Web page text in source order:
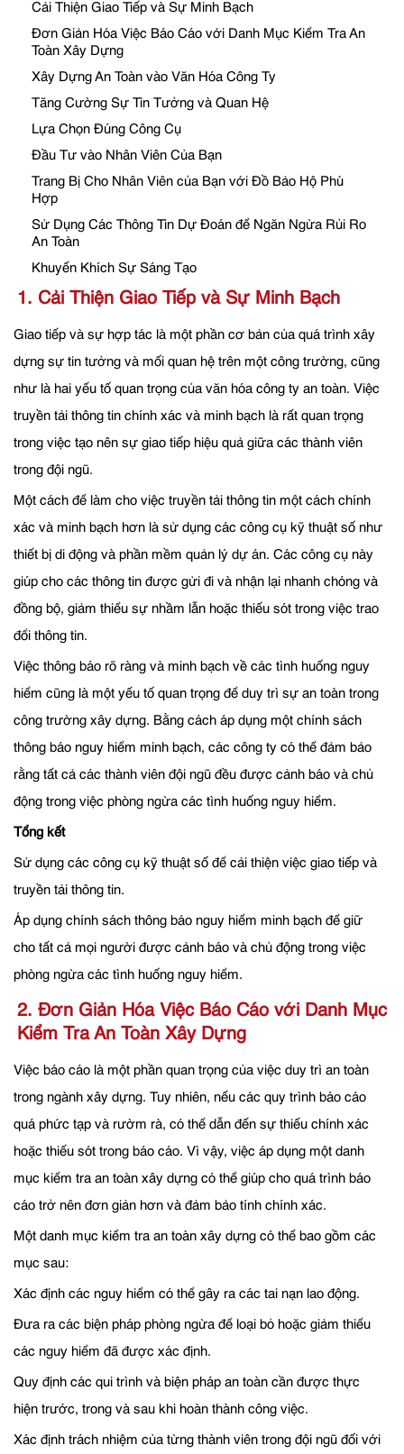
Cải Thiện Giao Tiếp và Sự Minh Bạch
Đơn Giản Hóa Việc Báo Cáo với Danh Mục Kiểm Tra An
Toàn Xây Dựng
Xây Dựng An Toàn vào Văn Hóa Công Ty
Tăng Cường Sự Tin Tưởng và Quan Hệ
Lựa Chọn Đúng Công Cụ
Đầu Tư vào Nhân Viên Của Bạn
Trang Bị Cho Nhân Viên của Bạn với Đồ Bảo Hộ Phù
Hợp
Sử Dụng Các Thông Tin Dự Đoán để Ngăn Ngừa Rủi Ro
An Toàn
Khuyến Khích Sự Sáng Tạo
1. Cải Thiện Giao Tiếp và Sự Minh Bạch
Giao tiếp và sự hợp tác là một phần cơ bản của quá trình xây
dựng sự tin tưởng và mối quan hệ trên một công trường, cũng
như là hai yếu tố quan trọng của văn hóa công ty an toàn. Việc
truyền tải thông tin chính xác và minh bạch là rất quan trọng
trong việc tạo nên sự giao tiếp hiệu quả giữa các thành viên
trong đội ngũ.
Một cách để làm cho việc truyền tải thông tin một cách chính
xác và minh bạch hơn là sử dụng các công cụ kỹ thuật số như
thiết bị di động và phần mềm quản lý dự án. Các công cụ này
giúp cho các thông tin được gửi đi và nhận lại nhanh chóng và
đồng bộ, giảm thiểu sự nhầm lẫn hoặc thiếu sót trong việc trao
đổi thông tin.
Việc thông báo rõ ràng và minh bạch về các tình huống nguy
hiểm cũng là một yếu tố quan trọng để duy trì sự an toàn trong
công trường xây dựng. Bằng cách áp dụng một chính sách
thông báo nguy hiểm minh bạch, các công ty có thể đảm bảo
rằng tất cả các thành viên đội ngũ đều được cảnh báo và chủ
động trong việc phòng ngừa các tình huống nguy hiểm.
Tổng kết
Sử dụng các công cụ kỹ thuật số để cải thiện việc giao tiếp và
truyền tải thông tin.
Áp dụng chính sách thông báo nguy hiểm minh bạch để giữ
cho tất cả mọi người được cảnh báo và chủ động trong việc
phòng ngừa các tình huống nguy hiểm.
2. Đơn Giản Hóa Việc Báo Cáo với Danh Mục
Kiểm Tra An Toàn Xây Dựng
Việc báo cáo là một phần quan trọng của việc duy trì an toàn
trong ngành xây dựng. Tuy nhiên, nếu các quy trình báo cáo
quá phức tạp và rườm rà, có thể dẫn đến sự thiếu chính xác
hoặc thiếu sót trong báo cáo. Vì vậy, việc áp dụng một danh
mục kiểm tra an toàn xây dựng có thể giúp cho quá trình báo
cáo trở nên đơn giản hơn và đảm bảo tính chính xác.
Một danh mục kiểm tra an toàn xây dựng có thể bao gồm các
mục sau:
Xác định các nguy hiểm có thể gây ra các tai nạn lao động.
Đưa ra các biện pháp phòng ngừa để loại bỏ hoặc giảm thiểu
các nguy hiểm đã được xác định.
Quy định các qui trình và biện pháp an toàn cần được thực
hiện trước, trong và sau khi hoàn thành công việc.
Xác định trách nhiệm của từng thành viên trong đội ngũ đối với